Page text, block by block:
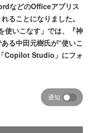
などのOfficeアプリス
ることになりました。
いこなす」では、『神
る中田元樹氏が“使いこ
Copilot Studio」にフォ
通知